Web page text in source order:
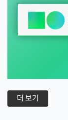
더 보기